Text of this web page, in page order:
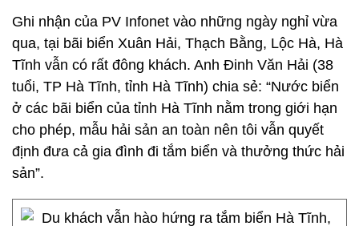
Ghi nhận của PV Infonet vào những ngày nghỉ vừa
qua, tại bãi biển Xuân Hải, Thạch Bằng, Lộc Hà, Hà
Tĩnh vẫn có rất đông khách. Anh Đinh Văn Hải (38
tuổi, TP Hà Tĩnh, tỉnh Hà Tĩnh) chia sẻ: “Nước biển
ở các bãi biển của tỉnh Hà Tĩnh nằm trong giới hạn
cho phép, mẫu hải sản an toàn nên tôi vẫn quyết
định đưa cả gia đình đi tắm biển và thưởng thức hải
sản”.